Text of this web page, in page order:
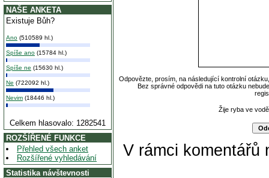
NAŠE ANKETA
Existuje Bůh?
Ano (510589 hl.)
Spíše ano (15784 hl.)
Spíše ne (15630 hl.)
Ne (722092 hl.)
Nevim (18446 hl.)
Celkem hlasovalo: 1282541
ROZŠÍŘENÉ FUNKCE
Přehled všech anket
Rozšířené vyhledávání
Statistika návštevnosti
Odpovězte, prosím, na následující kontrolní
Bez správné odpovědi na tuto otázku
Žije ryba ve
V rámci komentářů